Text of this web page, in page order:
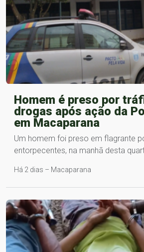
Homem é preso por
drogas após ação da
em Macaparana
Um homem foi preso em flagrante
entorpecentes, na manhã desta
Há 2 dias – Macaparana